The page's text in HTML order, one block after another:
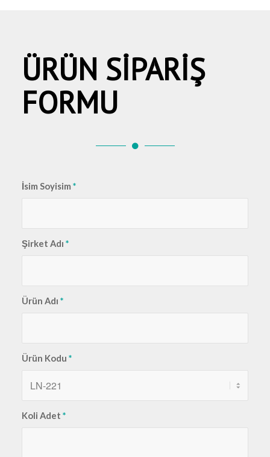
ÜRÜN SİPARİŞ
FORMU
İsim Soyisim *
Şirket Adı *
Ürün Adı *
Ürün Kodu *
Koli Adet *